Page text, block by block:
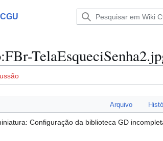
:FBr-
Arquivo
Configuração da biblioteca GD